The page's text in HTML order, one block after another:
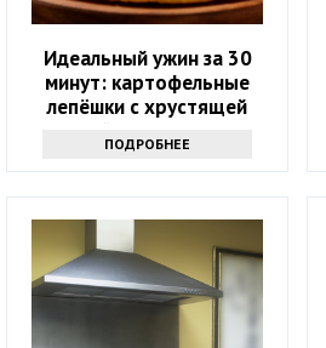
Идеальный ужин за 30
минут: картофельные
лепёшки с хрустящей
корочкой и тягучим сыром
ПОДРОБНЕЕ